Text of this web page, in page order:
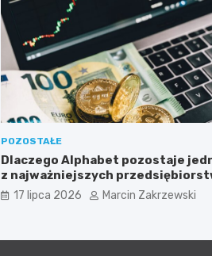
POZOSTAŁE
Dlaczego Alphabet pozostaje
z najważniejszych
dla inwestorów zainteresowanych
sektorem nowych technologii?
17 lipca 2026 Marcin Zakrzewski